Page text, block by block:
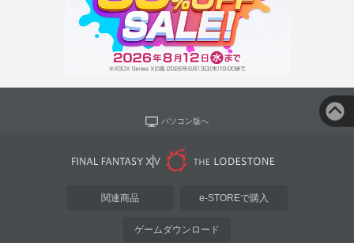
パソコン版へ
関連商品 e-STOREで購入
ゲームダウンロード